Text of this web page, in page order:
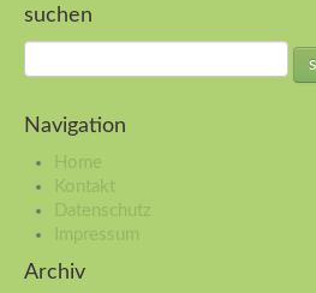
suchen
Navigation
Home
Kontakt
Datenschutz
Impressum
Archiv